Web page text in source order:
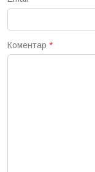
Коментар *